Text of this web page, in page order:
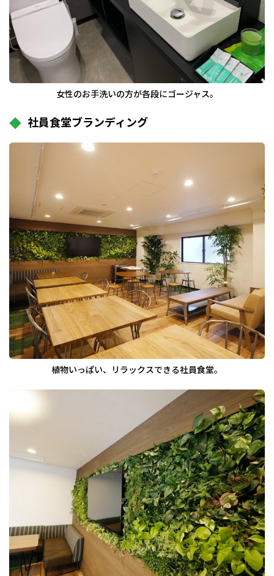
女性のお手洗いの方が各段にゴージャス。
社員食堂ブランディング
植物いっぱい、リラックスできる社員食堂。